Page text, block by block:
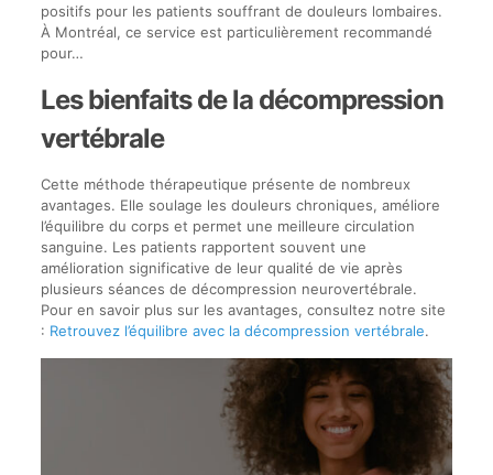
positifs pour les patients souffrant de douleurs lombaires.
À Montréal, ce service est particulièrement recommandé
pour…
Les bienfaits de la décompression
vertébrale
Cette méthode thérapeutique présente de nombreux
avantages. Elle soulage les douleurs chroniques, améliore
l’équilibre du corps et permet une meilleure circulation
sanguine. Les patients rapportent souvent une
amélioration significative de leur qualité de vie après
plusieurs séances de décompression neurovertébrale.
Pour en savoir plus sur les avantages, consultez notre site
: Retrouvez l’équilibre avec la décompression vertébrale.